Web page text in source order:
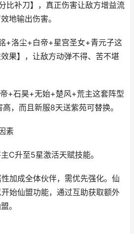
比补刀】，真正伤害让敌方增益流
地输出伤害。
+洛尘+白帝+星宫圣女+青元子这
果】，让敌方动弹不得、苦不堪
+石昊+无始+楚风+荒主这套阵型
，而且新服8天送紫苑可替换。
素
C升至5星激活天赋技能。
加成全体伙伴，需优先强化。仙
始仙盟功能，通过互助获取额外
。